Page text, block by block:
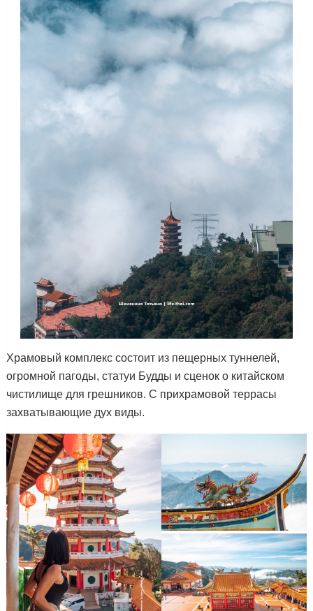
Храмовый комплекс состоит из пещерных туннелей,
огромной пагоды, статуи Будды и сценок о китайском
чистилище для грешников. С прихрамовой террасы
захватывающие дух виды.